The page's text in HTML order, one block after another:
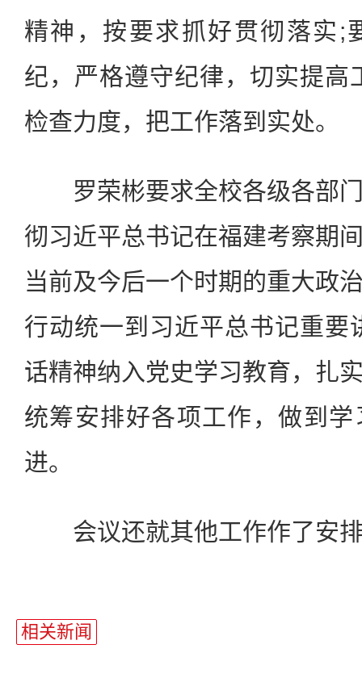
精神，按要求抓好贯彻落实;
纪，严格遵守纪律，切实提高
检查力度，把工作落到实处。
罗荣彬要求全校各级各部门
彻习近平总书记在福建考察期
当前及今后一个时期的重大政
行动统一到习近平总书记重要
话精神纳入党史学习教育，扎
统筹安排好各项工作，做到
进。
会议还就其他工作作了安
相关新闻